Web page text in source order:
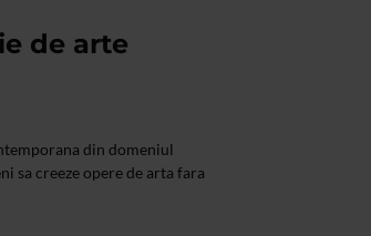
de arte
din domeniul
sa creeze opere de arta fara